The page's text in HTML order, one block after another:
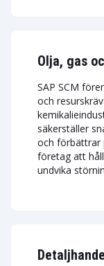
Olja, gas
SAP SCM
och
säkerställer
och förbättrar
företag att
undvika